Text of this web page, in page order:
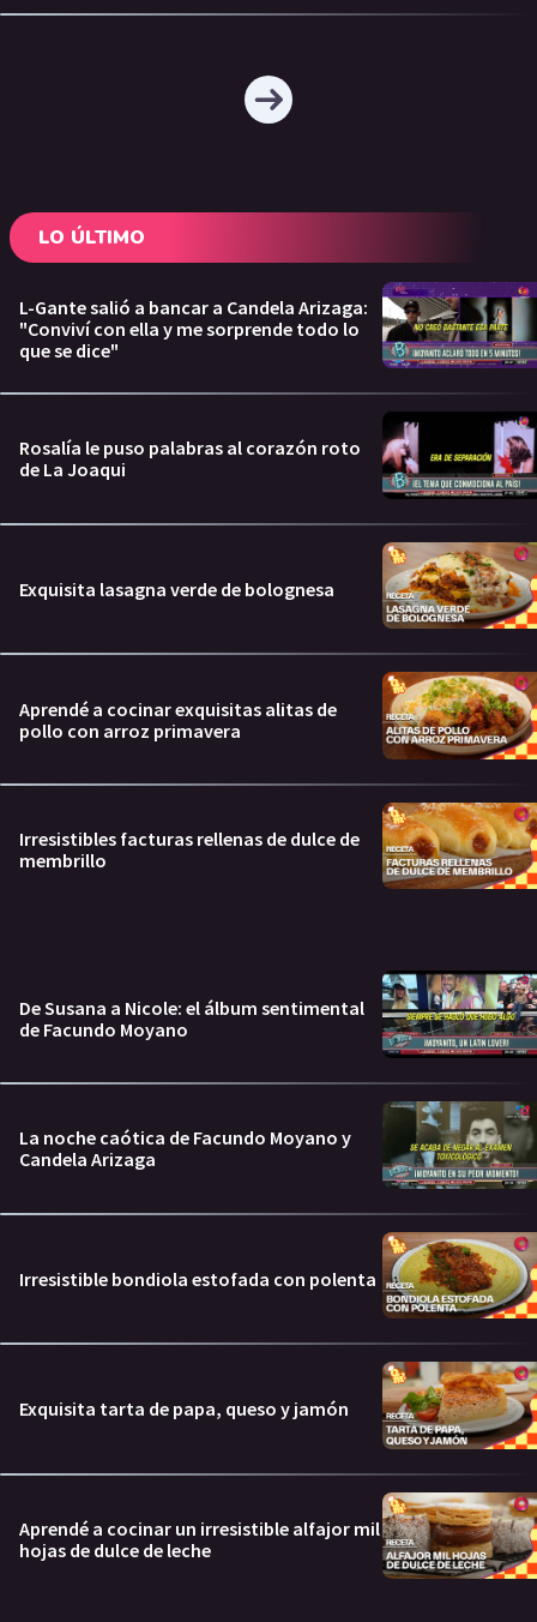
LO ÚLTIMO
L-Gante salió a bancar a Candela Arizaga:
"Conviví con ella y me sorprende todo lo
que se dice"
Rosalía le puso palabras al corazón roto
de La Joaqui
Exquisita lasagna verde de bolognesa
Aprendé a cocinar exquisitas alitas de
pollo con arroz primavera
Irresistibles facturas rellenas de dulce de
membrillo
De Susana a Nicole: el álbum sentimental
de Facundo Moyano
La noche caótica de Facundo Moyano y
Candela Arizaga
Irresistible bondiola estofada con polenta
Exquisita tarta de papa, queso y jamón
Aprendé a cocinar un irresistible alfajor mil
hojas de dulce de leche